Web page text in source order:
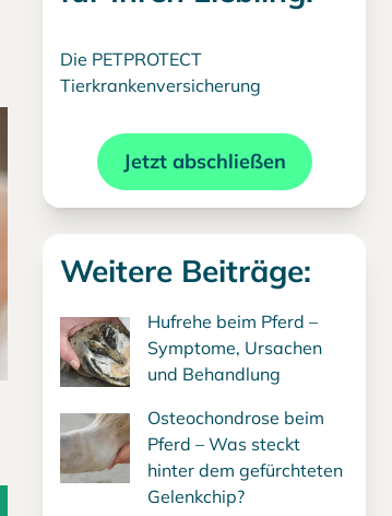
Die PETPROTECT
Tierkrankenversicherung
Jetzt abschließen
Weitere Beiträge:
Hufrehe beim Pferd –
Symptome, Ursachen
und Behandlung
Osteochondrose beim
Pferd – Was steckt
hinter dem gefürchteten
Gelenkchip?